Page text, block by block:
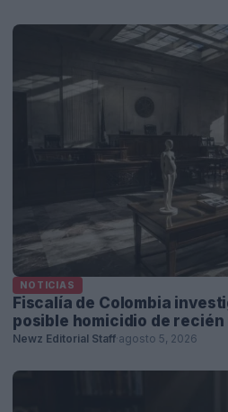
NOTICIAS
Fiscalía de Colombia
posible homicidio de recién
Newz Editorial Staff agosto 5, 2026